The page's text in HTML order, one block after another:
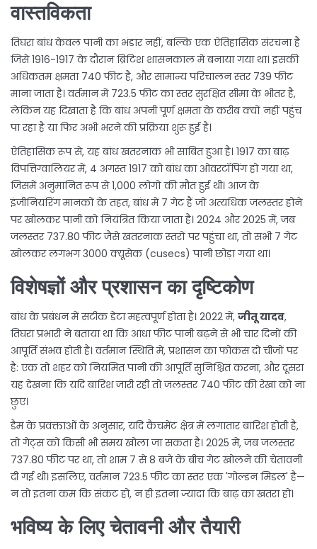
वास्तविकता
तिघरा बांध केवल पानी का भंडार नहीं, बल्कि एक ऐतिहासिक संरचना है
जिसे1916-1917 के दौरान ब्रिटिश शासनकाल में बनाया गया था। इसकी
अधिकतम क्षमता 740 फीट है, और सामान्य परिचालन स्तर 739 फीट
माना जाता है। वर्तमान में 723.5 फीट का स्तर सुरक्षित सीमा के भीतर है,
लेकिन यह दिखाता है कि बांध अपनी पूर्ण क्षमता के करीब क्यों नहीं पहुंच
पा रहा है या फिर अभी भरने की प्रक्रिया शुरू हुई है।
ऐतिहासिक रूप से, यह बांध खतरनाक भी साबित हुआ है। 1917 का बाढ़
विपत्तिग्वालियरमें, 4 अगस्त 1917 को बांध का ओवरटॉपिंग हो गया था,
जिसमें अनुमानित रूप से 1,000 लोगों की मौत हुई थी। आज के
इंजीनियरिंग मानकों के तहत, बांध में 7 गेट हैं जो अत्यधिक जलस्तर होने
पर खोलकर पानी को नियंत्रित किया जाता है। 2024 और 2025 में, जब
जलस्तर 737.80 फीट जैसे खतरनाक स्तरों पर पहुंचा था, तो सभी 7 गेट
खोलकर लगभग 3000 क्यूसेक (cusecs) पानी छोड़ा गया था।
विशेषज्ञों और प्रशासन का दृष्टिकोण
बांध के प्रबंधन में सटीक डेटा महत्वपूर्ण होता है। 2022 में, जीतू यादव,
तिघरा प्रभारीने बताया था कि आधा फीट पानी बढ़ने से भी चार दिनों की
आपूर्ति संभव होती है। वर्तमान स्थिति में, प्रशासन का फोकस दो चीजों पर
है: एक तो शहर को नियमित पानी की आपूर्ति सुनिश्चित करना, और दूसरा
यह देखना कि यदि बारिश जारी रही तो जलस्तर 740 फीट की रेखा को ना
छुए।
डैम के प्रवक्ताओं के अनुसार, यदि कैचमेंट क्षेत्र में लगातार बारिश होती है,
तो गेट्स को किसी भी समय खोला जा सकता है। 2025 में, जब जलस्तर
737.80 फीट पर था, तो शाम 7 से 8 बजे के बीच गेट खोलने की चेतावनी
दी गई थी। इसलिए, वर्तमान 723.5 फीट का स्तर एक 'गोल्डन मिडल' है—
न तो इतना कम कि संकट हो, न ही इतना ज्यादा कि बाढ़ का खतरा हो।
भविष्य के लिए चेतावनी और तैयारी